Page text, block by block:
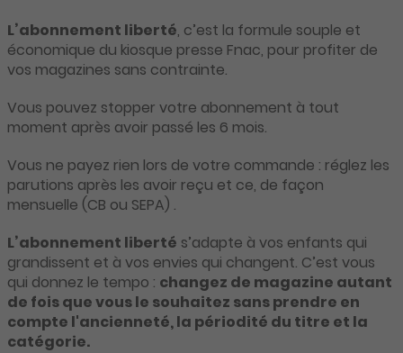
L’abonnement liberté, c’est la formule souple et
économique du kiosque presse Fnac, pour profiter de
vos magazines sans contrainte.
Vous pouvez stopper votre abonnement à tout
moment après avoir passé les 6 mois.
Vous ne payez rien lors de votre commande : réglez les
parutions après les avoir reçu et ce, de façon
mensuelle (CB ou SEPA) .
L’abonnement liberté s’adapte à vos enfants qui
grandissent et à vos envies qui changent. C’est vous
qui donnez le tempo : changez de magazine autant
de fois que vous le souhaitez sans prendre en
compte l'ancienneté, la périodité du titre et la
catégorie.